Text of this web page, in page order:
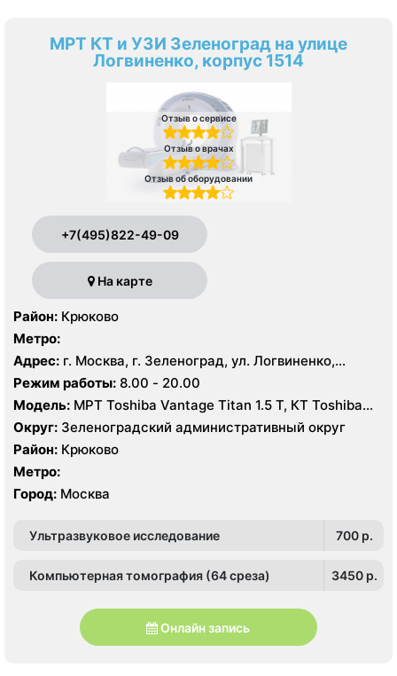
МРТ КТ и УЗИ Зеленоград на улице
Логвиненко, корпус 1514
Отзыв о сервисе
Отзыв о врачах
Отзыв об оборудовании
+7(495)822-49-09
На карте
Район: Крюково
Метро:
Адрес: г. Москва, г. Зеленоград, ул. Логвиненко,
корпус 1514
Режим работы: 8.00 - 20.00
Модель: МРТ Toshiba Vantage Titan 1.5 Т, КТ Toshiba
Aquilion Prime CXL 32 среза, УЗИ Toshiba Aplio 500
Округ: Зеленоградский административный округ
Район: Крюково
Метро:
Город: Москва
Ультразвуковое исследование 700 p.
Компьютерная томография (64 среза) 3450 p.
Онлайн запись